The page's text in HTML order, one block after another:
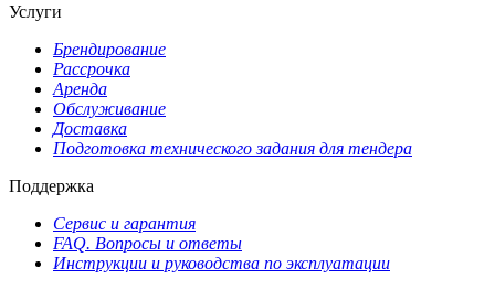
Услуги
Брендирование
Рассрочка
Аренда
Обслуживание
Доставка
Подготовка технического задания для тендера
Поддержка
Сервис и гарантия
FAQ. Вопросы и ответы
Инструкции и руководства по эксплуатации